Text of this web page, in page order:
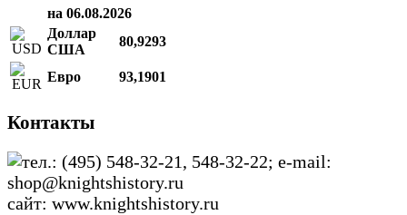
на 06.08.2026
Доллар
США
80,9293
Евро 93,1901
Контакты
тел.: (495) 548-32-21, 548-32-22; e-mail:
shop@knightshistory.ru
сайт: www.knightshistory.ru